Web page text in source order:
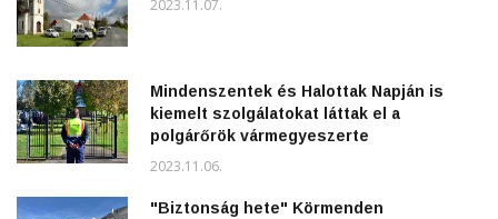
2023.11.07.
Mindenszentek és Halottak Napján is
kiemelt szolgálatokat láttak el a
polgárőrök vármegyeszerte
2023.11.06.
"Biztonság hete" Körmenden